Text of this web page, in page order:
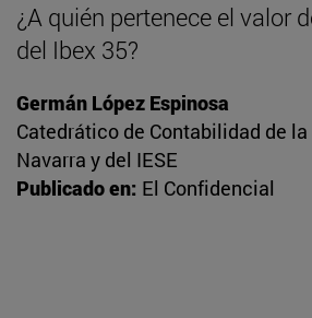
¿A quién pertenece el valor
del Ibex 35?
Germán López Espinosa
Catedrático de Contabilidad de
Navarra y del IESE
Publicado en: El Confidencial